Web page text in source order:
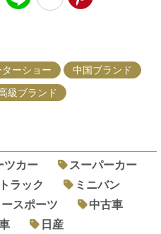
ーショー
中国ブランド
級ブランド
ツカー
スーパーカー
トラック
ミニバン
スポーツ
中古車
日産